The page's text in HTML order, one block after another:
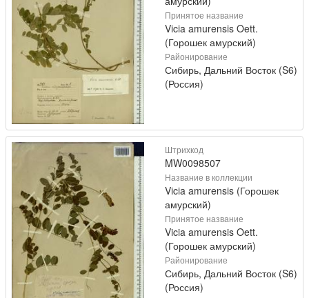
Принятое название
Vicia amurensis Oett.
(Горошек амурский)
Районирование
Сибирь, Дальний Восток (S6)
(Россия)
Штрихкод
MW0098507
Название в коллекции
Vicia amurensis (Горошек
амурский)
Принятое название
Vicia amurensis Oett.
(Горошек амурский)
Районирование
Сибирь, Дальний Восток (S6)
(Россия)